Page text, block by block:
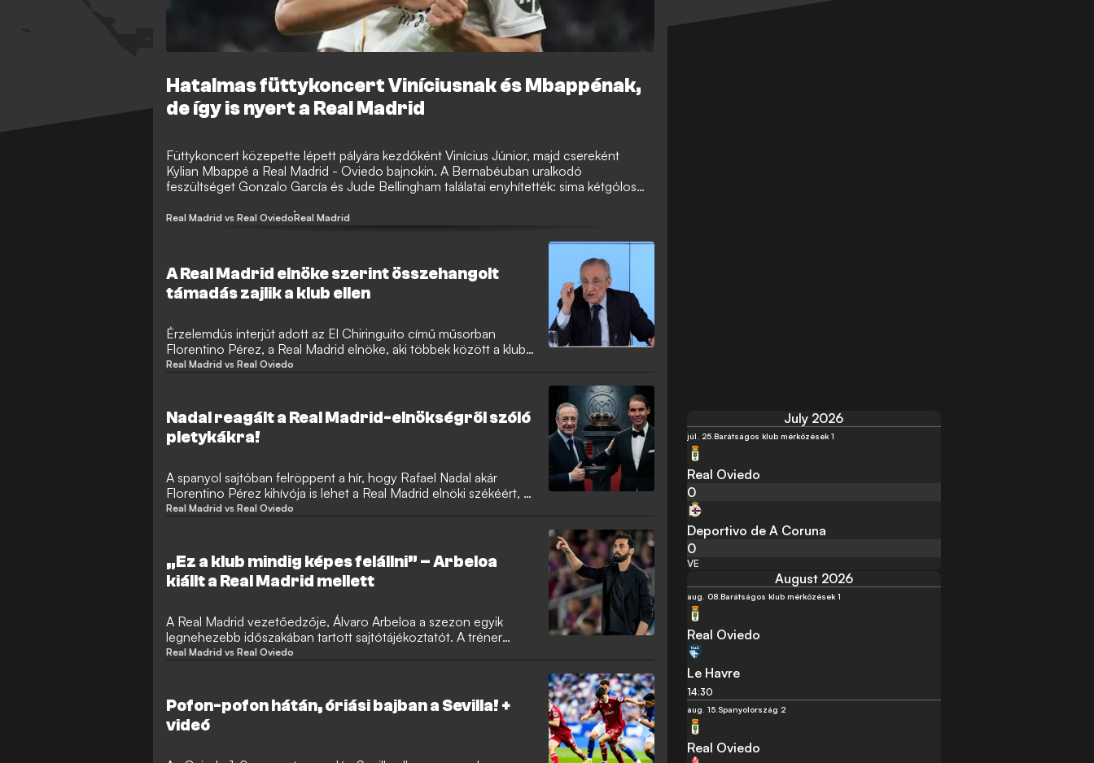
Hatalmas füttykoncert Viníciusnak és Mbappénak,
de így is nyert a Real Madrid
Füttykoncert közepette lépett pályára kezdőként Vinícius Júnior, majd csereként
Kylian Mbappé a Real Madrid - Oviedo bajnokin. A Bernabéuban uralkodó
feszültséget Gonzalo García és Jude Bellingham találatai enyhítették: sima kétgólos
Real Madrid vs Real OviedoReal Madrid
A Real Madrid elnöke szerint összehangolt
támadás zajlik a klub ellen
Érzelemdús interjút adott az El Chiringuito című műsorban
Florentino Pérez, a Real Madrid elnöke, aki többek között a klub
körüli botrányokról, a sikertelen szezonról, a Negreira-ügyről,
Real Madrid vs Real Oviedo
Nadal reagált a Real Madrid-elnökségről szóló
pletykákra!
A spanyol sajtóban felröppent a hír, hogy Rafael Nadal akár
Florentino Pérez kihívója is lehet a Real Madrid elnöki székéért, a
teniszikon azonban most egyértelműen reagált a pletykákra. A
vonatkozóan nem zárt ki semmit.
Real Madrid vs Real Oviedo
„Ez a klub mindig képes felállni” – Arbeloa
kiállt a Real Madrid mellett
A Real Madrid vezetőedzője, Álvaro Arbeloa a szezon egyik
legnehezebb időszakában tartott sajtótájékoztatót. A tréner
beszélt a kritikákról, Kylian Mbappé helyzetéről, Florentino Pérez
Real Madrid vs Real Oviedo
Pofon-pofon hátán, óriási bajban a Sevilla! +
videó
July 2026
júl. 25. Barátságos klub mérközések 1
Real Oviedo
0
Deportivo de A Coruna
0
VE
August 2026
aug. 08. Barátságos klub mérközések 1
Real Oviedo
Le Havre
14:30
aug. 15. Spanyolország 2
Real Oviedo